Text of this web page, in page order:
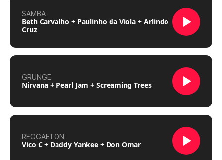
SAMBA
Beth Carvalho + Paulinho da Viola + Arlindo
Cruz
GRUNGE
Nirvana + Pearl Jam + Screaming Trees
REGGAETON
Vico C + Daddy Yankee + Don Omar